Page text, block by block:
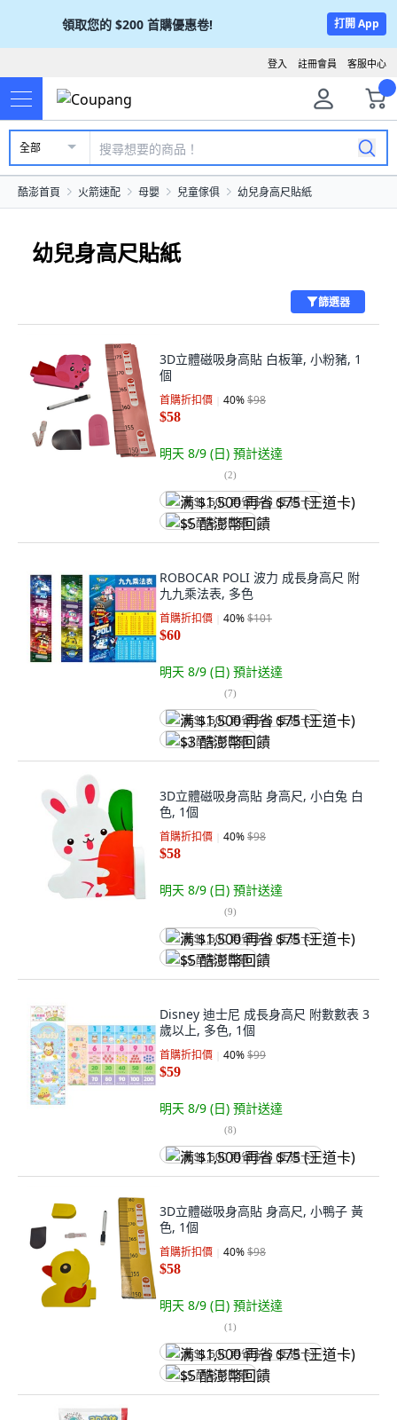
領取您的 $200 首購優惠卷! 打開 App
客服中心
註冊會員
登入
全部
酷澎首頁 火箭速配 母嬰 兒童傢俱 幼兒身高尺貼紙
幼兒身高尺貼紙
篩選器
3D立體磁吸身高貼 白板筆, 小粉豬, 1
個
首購折扣價 40%$98
$58
明天 8/9 (日) 預計送達
(2)
满 $1,500 再省 $75 (王道卡)
$5 酷澎幣回饋
ROBOCAR POLI 波力 成長身高尺 附
九九乘法表, 多色
首購折扣價 40%$101
$60
明天 8/9 (日) 預計送達
(7)
满 $1,500 再省 $75 (王道卡)
$3 酷澎幣回饋
3D立體磁吸身高貼 身高尺, 小白兔 白
色, 1個
首購折扣價 40%$98
$58
明天 8/9 (日) 預計送達
(9)
满 $1,500 再省 $75 (王道卡)
$5 酷澎幣回饋
Disney 迪士尼 成長身高尺 附數數表 3
歲以上, 多色, 1個
首購折扣價 40%$99
$59
明天 8/9 (日) 預計送達
(8)
满 $1,500 再省 $75 (王道卡)
3D立體磁吸身高貼 身高尺, 小鴨子 黃
色, 1個
首購折扣價 40%$98
$58
明天 8/9 (日) 預計送達
(1)
满 $1,500 再省 $75 (王道卡)
$5 酷澎幣回饋